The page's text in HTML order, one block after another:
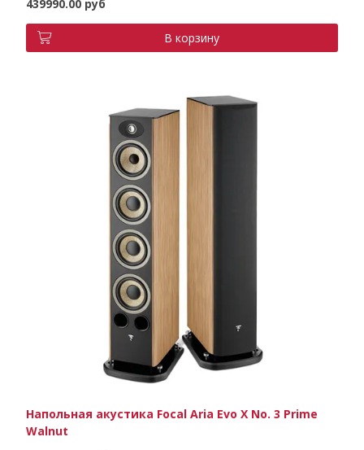
439990.00 руб
В корзину
Напольная акустика Focal Aria Evo X No. 3 Prime
Walnut